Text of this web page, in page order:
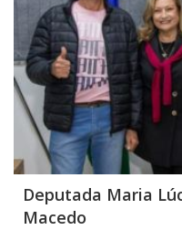
Deputada Maria
Macedo